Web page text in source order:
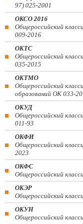
97) 025-2001
ОКСО 2016
Общероссийский
009-2016
ОКТС
Общероссийский
035-2015
ОКТМО
Общероссийский
образований ОК 033-
ОКУД
Общероссийский
011-93
ОКФИ
Общероссийский
2023
ОКФС
Общероссийский
ОКЭР
Общероссийский
ОКУН
Общероссийский